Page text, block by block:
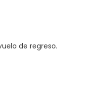
de regreso.